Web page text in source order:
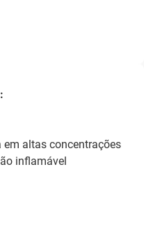
altas concentrações
inflamável